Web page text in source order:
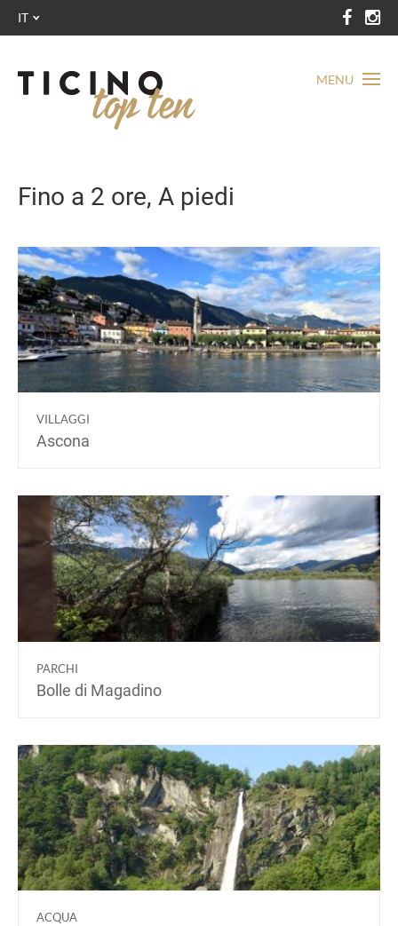
MENU
IT
Fino a 2 ore, A piedi
VILLAGGI
Ascona
PARCHI
Bolle di Magadino
ACQUA